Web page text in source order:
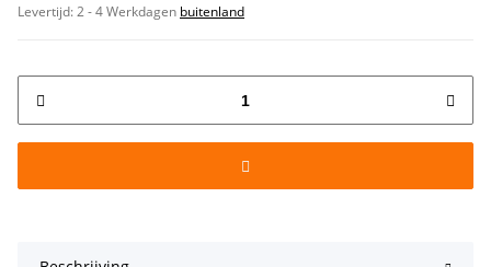
Levertijd:2 - 4 Werkdagen buitenland